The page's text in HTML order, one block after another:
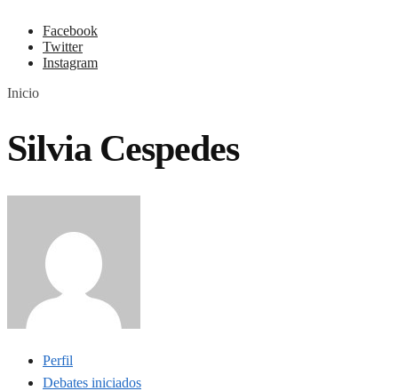
Facebook
Twitter
Instagram
Inicio
Silvia Cespedes
Perfil
Debates iniciados